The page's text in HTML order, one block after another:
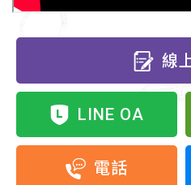
線
LINE OA
電話